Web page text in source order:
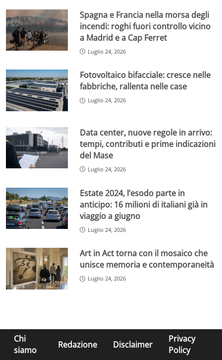
Spagna e Francia nella morsa degli
incendi: roghi fuori controllo vicino
a Madrid e a Cap Ferret
Luglio 24, 2026
Fotovoltaico bifacciale: cresce nelle
fabbriche, rallenta nelle case
Luglio 24, 2026
Data center, nuove regole in arrivo:
tempi, contributi e prime indicazioni
del Mase
Luglio 24, 2026
Estate 2024, l’esodo parte in
anticipo: 16 milioni di italiani già in
viaggio a giugno
Luglio 24, 2026
Art in Act torna con il mosaico che
unisce memoria e contemporaneità
Luglio 24, 2026
Chi
siamo
Redazione Disclaimer
Privacy
Policy